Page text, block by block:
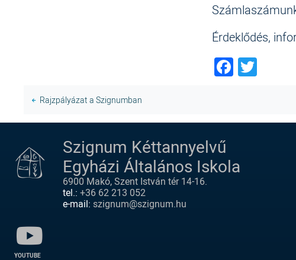
Érdeklődés,
Rajzpályázat a Szignumban
Szignum Kéttannyelvű
Egyházi Általános Iskola
6900 Makó, Szent István tér 14-16.
tel.: +36 62 213 052
e-mail: szignum@szignum.hu
YOUTUBE